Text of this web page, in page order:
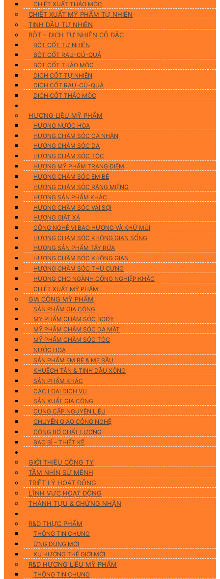
CHIẾT XUẤT THẢO MỘC
CHIẾT XUẤT MỸ PHẨM TỰ NHIÊN
TINH DẦU TỰ NHIÊN
BỘT – DỊCH TỰ NHIÊN CÔ ĐẶC
BỘT CỐT TỰ NHIÊN
BỘT CỐT RAU-CỦ-QUẢ
BỘT CỐT THẢO MỘC
DỊCH CỐT TỰ NHIÊN
DỊCH CỐT RAU-CỦ-QUẢ
DỊCH CỐT THẢO MỘC
HƯƠNG LIỆU MỸ PHẨM
HƯƠNG NƯỚC HOA
HƯƠNG CHĂM SÓC CÁ NHÂN
HƯƠNG CHĂM SÓC DA
HƯƠNG CHĂM SÓC TÓC
HƯƠNG MỸ PHẨM TRANG ĐIỂM
HƯƠNG CHĂM SÓC EM BÉ
HƯƠNG CHĂM SÓC RĂNG MIỆNG
HƯƠNG SẢN PHẨM KHÁC
HƯƠNG CHĂM SÓC VẢI SỢI
HƯƠNG GIẶT XẢ
CÔNG NGHỆ VI BAO HƯƠNG VÀ KHỬ MÙI
HƯƠNG CHĂM SÓC KHÔNG GIAN SỐNG
HƯƠNG SẢN PHẨM TẨY RỬA
HƯƠNG CHĂM SÓC KHÔNG GIAN
HƯƠNG CHĂM SÓC THÚ CƯNG
HƯƠNG CHO NGÀNH CÔNG NGHIỆP KHÁC
CHIẾT XUẤT MỸ PHẨM
GIA CÔNG MỸ PHẨM
SẢN PHẨM GIA CÔNG
MỸ PHẨM CHĂM SÓC BODY
MỸ PHẨM CHĂM SÓC DA MẶT
MỸ PHẨM CHĂM SÓC TÓC
NƯỚC HOA
SẢN PHẨM EM BÉ & MẸ BẦU
KHUẾCH TÁN & TINH DẦU XÔNG
SẢN PHẨM KHÁC
CÁC LOẠI DỊCH VỤ
SẢN XUẤT GIA CÔNG
CUNG CẤP NGUYÊN LIỆU
CHUYỂN GIAO CÔNG NGHỆ
CÔNG BỐ CHẤT LƯỢNG
BAO BÌ – THIẾT KẾ
GIỚI THIỆU CÔNG TY
TẦM NHÌN SỨ MỆNH
TRIẾT LÝ HOẠT ĐỘNG
LĨNH VỰC HOẠT ĐỘNG
THÀNH TỰU & CHỨNG NHẬN
R&D THỰC PHẨM
THÔNG TIN CHUNG
ỨNG DUNG MỚI
XU HƯỚNG THẾ GIỚI MỚI
R&D HƯƠNG LIỆU MỸ PHẨM
THÔNG TIN CHUNG